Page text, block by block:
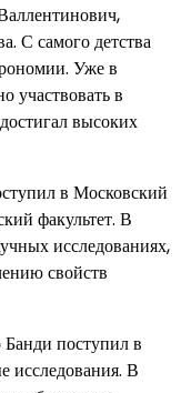
С самого детства
Уже в
участвовать в
высоких
в Московский
факультет. В
исследованиях,
свойств
поступил в
исследования. В